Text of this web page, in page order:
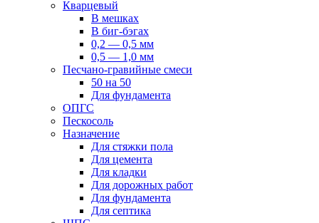
Кварцевый
В мешках
В биг-бэгах
0,2 — 0,5 мм
0,5 — 1,0 мм
Песчано-гравийные смеси
50 на 50
Для фундамента
ОПГС
Пескосоль
Назначение
Для стяжки пола
Для цемента
Для кладки
Для дорожных работ
Для фундамента
Для септика